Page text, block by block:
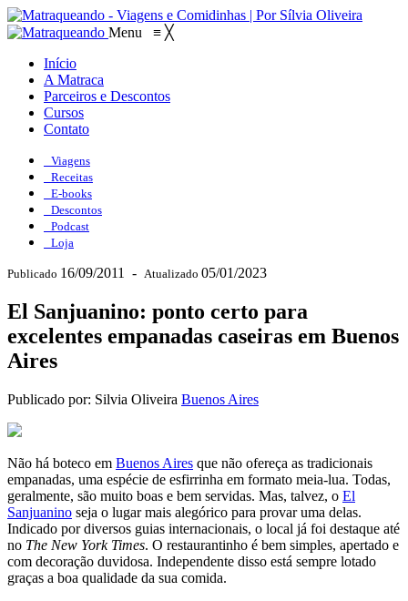
Menu ≡ ╳
Início
A Matraca
Parceiros e Descontos
Cursos
Contato
Viagens
Receitas
E-books
Descontos
Podcast
Loja
Publicado 16/09/2011 - Atualizado 05/01/2023
El Sanjuanino: ponto certo para
excelentes empanadas caseiras em Buenos
Aires
Publicado por: Silvia Oliveira Buenos Aires
Não há boteco em Buenos Aires que não ofereça as tradicionais
empanadas, uma espécie de esfirrinha em formato meia-lua. Todas,
geralmente, são muito boas e bem servidas. Mas, talvez, o El
Sanjuanino seja o lugar mais alegórico para provar uma delas.
Indicado por diversos guias internacionais, o local já foi destaque até
no The New York Times. O restaurantinho é bem simples, apertado e
com decoração duvidosa. Independente disso está sempre lotado
graças a boa qualidade da sua comida.